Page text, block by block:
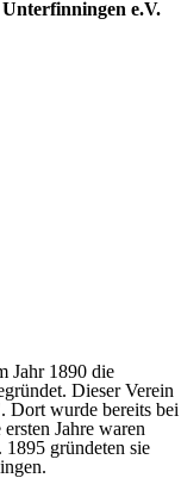
e.V.
Jahr 1890 die
Dieser Verein
Dort wurde bereits bei
Jahre waren
gründeten sie